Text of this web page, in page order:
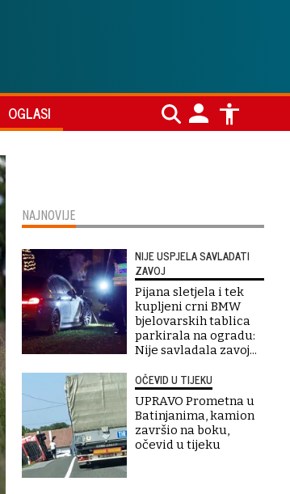
OGLASI
NAJNOVIJE
NIJE USPJELA SAVLADATI
ZAVOJ
Pijana sletjela i tek
kupljeni crni BMW
bjelovarskih tablica
parkirala na ogradu:
Nije savladala zavoj...
OČEVID U TIJEKU
UPRAVO Prometna u
Batinjanima, kamion
završio na boku,
očevid u tijeku